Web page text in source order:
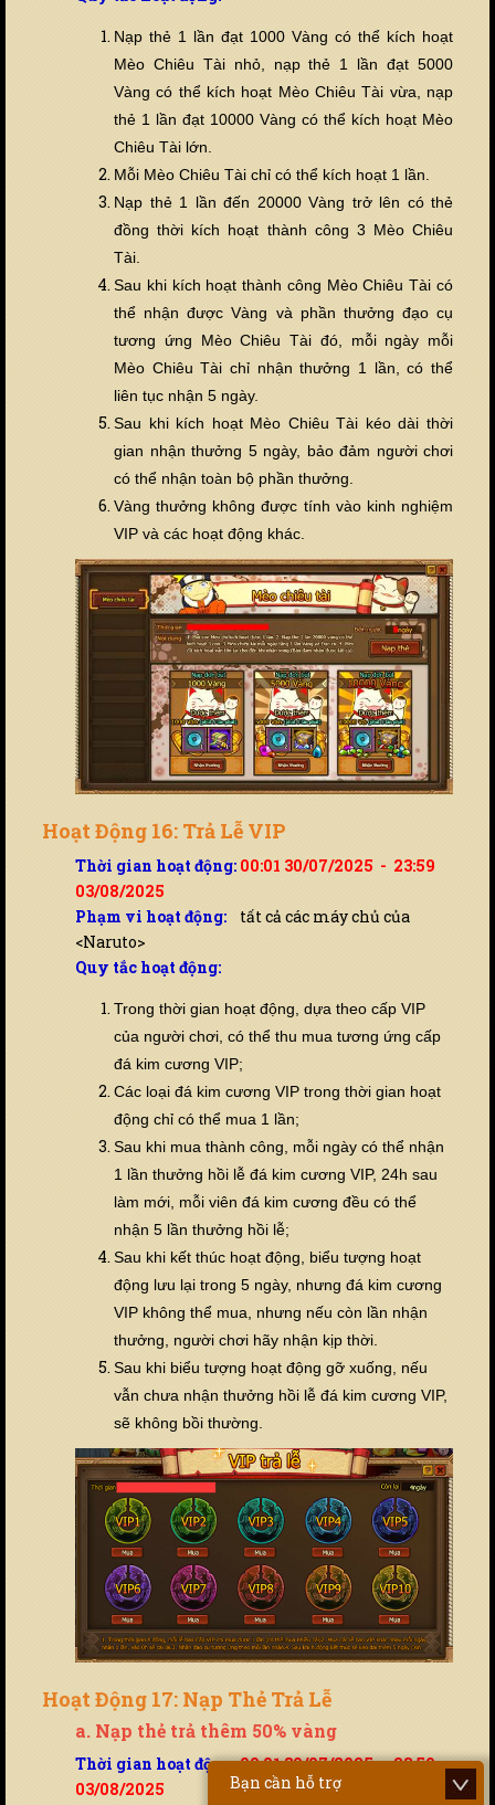
Nạp thẻ 1 lần đạt 1000 Vàng có thể kích hoạt
Mèo Chiêu Tài nhỏ, nạp thẻ 1 lần đạt 5000
Vàng có thể kích hoạt Mèo Chiêu Tài vừa, nạp
thẻ 1 lần đạt 10000 Vàng có thể kích hoạt Mèo
Chiêu Tài lớn.
Mỗi Mèo Chiêu Tài chỉ có thể kích hoạt 1 lần.
Nạp thẻ 1 lần đến 20000 Vàng trở lên có thẻ
đồng thời kích hoạt thành công 3 Mèo Chiêu
Tài.
Sau khi kích hoạt thành công Mèo Chiêu Tài có
thể nhận được Vàng và phần thưởng đạo cụ
tương ứng Mèo Chiêu Tài đó, mỗi ngày mỗi
Mèo Chiêu Tài chỉ nhận thưởng 1 lần, có thể
liên tục nhận 5 ngày.
Sau khi kích hoạt Mèo Chiêu Tài kéo dài thời
gian nhận thưởng 5 ngày, bảo đảm người chơi
có thể nhận toàn bộ phần thưởng.
Vàng thưởng không được tính vào kinh nghiệm
VIP và các hoạt động khác.
Hoạt Động 16: Trả Lễ VIP
Thời gian hoạt động: 00:01 30/07/2025 - 23:59
03/08/2025
Phạm vi hoạt động: tất cả các máy chủ của
<Naruto>
Quy tắc hoạt động:
Trong thời gian hoạt động, dựa theo cấp VIP
của người chơi, có thể thu mua tương ứng cấp
đá kim cương VIP;
Các loại đá kim cương VIP trong thời gian hoạt
động chỉ có thể mua 1 lần;
Sau khi mua thành công, mỗi ngày có thể nhận
1 lần thưởng hồi lễ đá kim cương VIP, 24h sau
làm mới, mỗi viên đá kim cương đều có thể
nhận 5 lần thưởng hồi lễ;
Sau khi kết thúc hoạt động, biểu tượng hoạt
động lưu lại trong 5 ngày, nhưng đá kim cương
VIP không thể mua, nhưng nếu còn lần nhận
thưởng, người chơi hãy nhận kịp thời.
Sau khi biểu tượng hoạt động gỡ xuống, nếu
vẫn chưa nhận thưởng hồi lễ đá kim cương VIP,
sẽ không bồi thường.
Hoạt Động 17: Nạp Thẻ Trả Lễ
a. Nạp thẻ trả thêm 50% vàng
Thời gian hoạt động:00:01 30/07/2025 - 23:59
03/08/2025
Bạn cần hỗ trợ